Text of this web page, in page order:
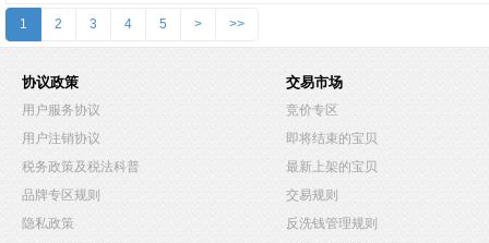
1 2 3 4 5 > >>
协议政策
用户服务协议
用户注销协议
税务政策及税法科普
品牌专区规则
隐私政策
交易市场
竞价专区
即将结束的宝贝
最新上架的宝贝
交易规则
反洗钱管理规则